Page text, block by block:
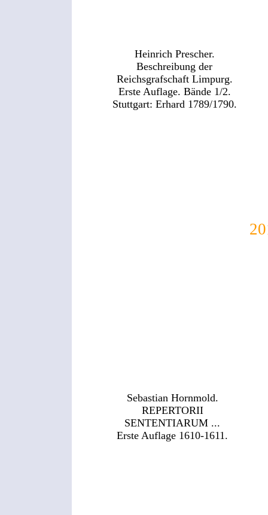
Heinrich Prescher.
Beschreibung der
Reichsgrafschaft Limpurg.
Erste Auflage. Bände 1/2.
Stuttgart: Erhard 1789/1790.
Sebastian Hornmold.
REPERTORII
SENTENTIARUM ...
Erste Auflage 1610-1611.